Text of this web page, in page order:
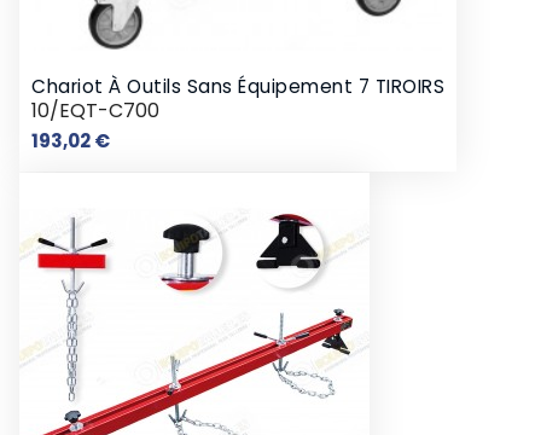
Chariot À Outils Sans Équipement 7 TIROIRS
10/EQT-C700
193,02 €Prix